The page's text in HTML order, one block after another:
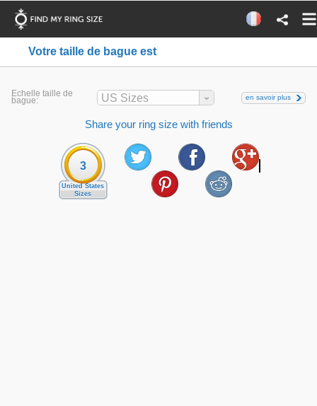
Votre taille de bague est
Echelle taille de
bague: US Sizes en savoir plus
Share your ring size with friends
3
United States
Sizes